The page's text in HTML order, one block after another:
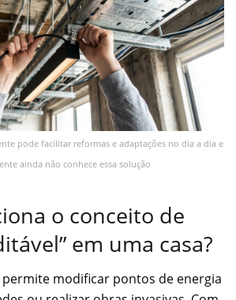
pode facilitar reformas e adaptações no dia a dia e
ainda não conhece essa solução
o conceito de
em uma casa?
modificar pontos de energia